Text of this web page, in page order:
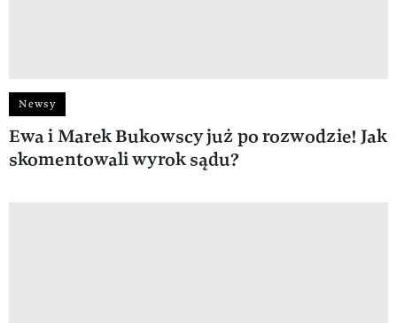
Newsy
Ewa i Marek Bukowscy już po rozwodzie! Jak
skomentowali wyrok sądu?